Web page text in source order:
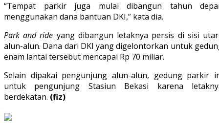
“Tempat parkir juga mulai dibangun tahun
menggunakan dana bantuan DKI,” kata dia.
Park and ride yang dibangun letaknya persis di sisi
alun-alun. Dana dari DKI yang digelontorkan untuk
enam lantai tersebut mencapai Rp 70 miliar.
Selain dipakai pengunjung alun-alun, gedung parkir
untuk pengunjung Stasiun Bekasi karena
berdekatan. (fiz)